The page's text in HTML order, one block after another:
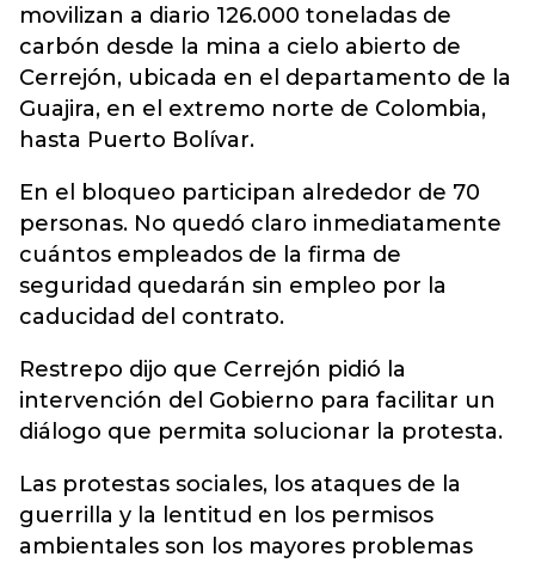
movilizan a diario 126.000 toneladas de
carbón desde la mina a cielo abierto de
Cerrejón, ubicada en el departamento de la
Guajira, en el extremo norte de Colombia,
hasta Puerto Bolívar.
En el bloqueo participan alrededor de 70
personas. No quedó claro inmediatamente
cuántos empleados de la firma de
seguridad quedarán sin empleo por la
caducidad del contrato.
Restrepo dijo que Cerrejón pidió la
intervención del Gobierno para facilitar un
diálogo que permita solucionar la protesta.
Las protestas sociales, los ataques de la
guerrilla y la lentitud en los permisos
ambientales son los mayores problemas